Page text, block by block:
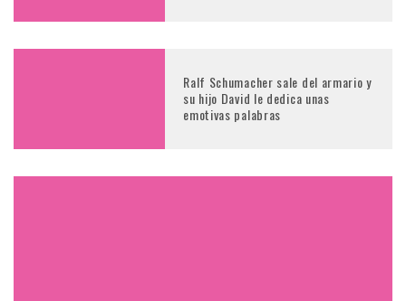
Ralf Schumacher sale del armario y
su hijo David le dedica unas
emotivas palabras